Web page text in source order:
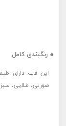
● رنگبندی کامل
این قاب دارای
صورتی، طلایی،